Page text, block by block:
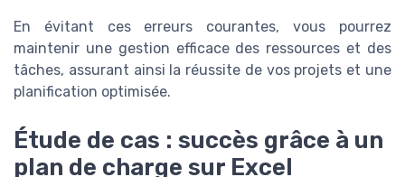
En évitant ces erreurs courantes, vous pourrez
maintenir une gestion efficace des ressources et des
tâches, assurant ainsi la réussite de vos projets et une
planification optimisée.
Étude de cas : succès grâce à un
plan de charge sur Excel